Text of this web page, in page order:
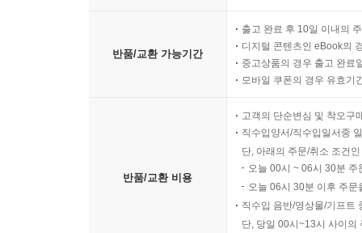
반품/교환 가능기간
출고 완료 후 10일 이내의
디지털 콘텐츠인 eBook의
중고상품의 경우 출고 완료
모바일 쿠폰의 경우 유효기
반품/교환 비용
고객의 단순변심 및 착오구
직수입양서/직수입일서중
단, 아래의 주문/취소 조건
오늘 00시 ~ 06시 30분
오늘 06시 30분 이후 주
직수입 음반/영상물/기프트
단, 당일 00시~13시 사이의